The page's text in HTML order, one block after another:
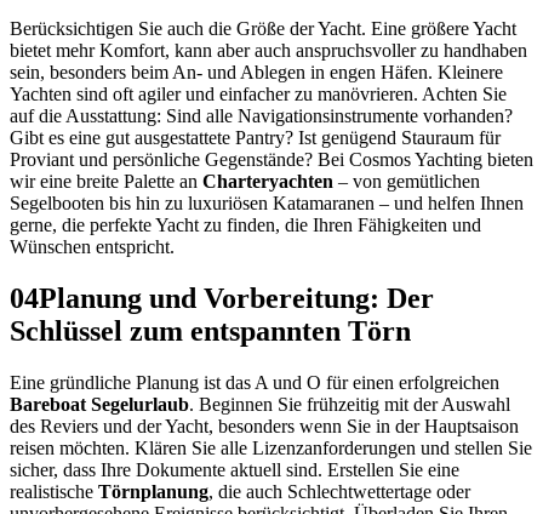
Berücksichtigen Sie auch die Größe der Yacht. Eine größere Yacht
bietet mehr Komfort, kann aber auch anspruchsvoller zu handhaben
sein, besonders beim An- und Ablegen in engen Häfen. Kleinere
Yachten sind oft agiler und einfacher zu manövrieren. Achten Sie
auf die Ausstattung: Sind alle Navigationsinstrumente vorhanden?
Gibt es eine gut ausgestattete Pantry? Ist genügend Stauraum für
Proviant und persönliche Gegenstände? Bei Cosmos Yachting bieten
wir eine breite Palette an Charteryachten – von gemütlichen
Segelbooten bis hin zu luxuriösen Katamaranen – und helfen Ihnen
gerne, die perfekte Yacht zu finden, die Ihren Fähigkeiten und
Wünschen entspricht.
04Planung und Vorbereitung: Der
Schlüssel zum entspannten Törn
Eine gründliche Planung ist das A und O für einen erfolgreichen
Bareboat Segelurlaub. Beginnen Sie frühzeitig mit der Auswahl
des Reviers und der Yacht, besonders wenn Sie in der Hauptsaison
reisen möchten. Klären Sie alle Lizenzanforderungen und stellen Sie
sicher, dass Ihre Dokumente aktuell sind. Erstellen Sie eine
realistische Törnplanung, die auch Schlechtwettertage oder